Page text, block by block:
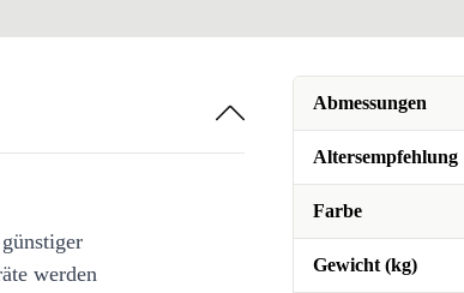
Abmessungen
Altersempfehlung
Farbe
Gewicht (kg)
werden